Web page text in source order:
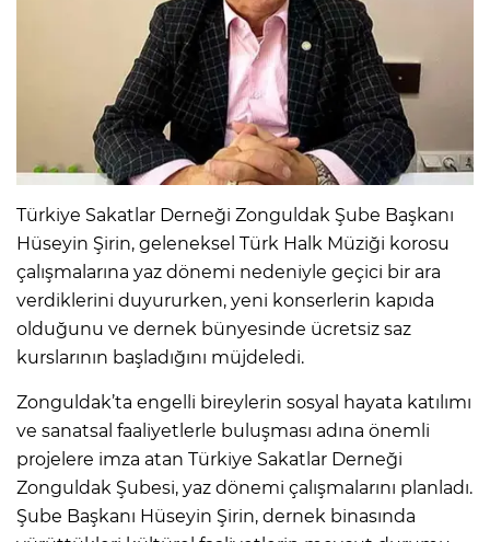
Türkiye Sakatlar Derneği Zonguldak Şube Başkanı
Hüseyin Şirin, geleneksel Türk Halk Müziği korosu
çalışmalarına yaz dönemi nedeniyle geçici bir ara
verdiklerini duyururken, yeni konserlerin kapıda
olduğunu ve dernek bünyesinde ücretsiz saz
kurslarının başladığını müjdeledi.
​Zonguldak’ta engelli bireylerin sosyal hayata katılımı
ve sanatsal faaliyetlerle buluşması adına önemli
projelere imza atan Türkiye Sakatlar Derneği
Zonguldak Şubesi, yaz dönemi çalışmalarını planladı.
Şube Başkanı Hüseyin Şirin, dernek binasında